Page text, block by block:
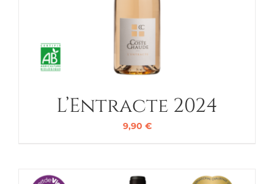
L’Entracte 2024
9,90 €